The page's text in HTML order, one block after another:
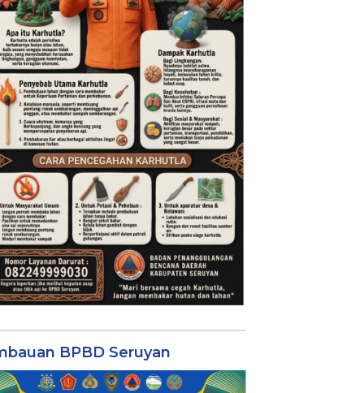
BPBD Seruyan